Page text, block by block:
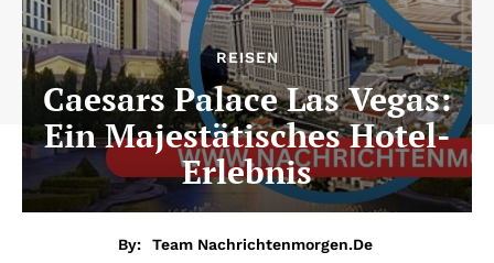
REISEN
Caesars Palace Las Vegas:
Ein Majestätisches Hotel-
Erlebnis
By:
Team Nachrichtenmorgen.de